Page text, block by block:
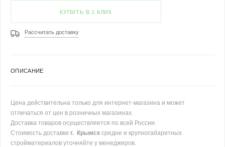
КУПИТЬ В 1 КЛИК
Рассчитать доставку
ОПИСАНИЕ
Цена действительна только для интернет-магазина и может
отличаться от цен в розничных магазинах.
Доставка товаров осуществляется по всей России.
Стоимость доставки г. Крымск средне и крупногабаритных
стройматериалов уточняйте у менеджеров.